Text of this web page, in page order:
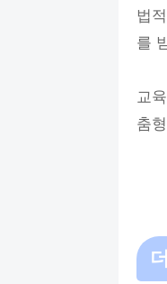
법
를
교
춤